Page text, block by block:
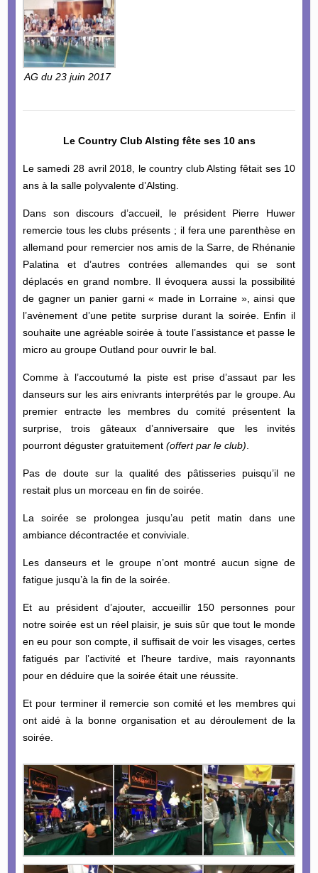
AG du 23 juin 2017
Le Country Club Alsting fête ses 10 ans
Le samedi 28 avril 2018, le country club Alsting fêtait ses 10
ans à la salle polyvalente d’Alsting.
Dans son discours d’accueil, le président Pierre Huwer
remercie tous les clubs présents ; il fera une parenthèse en
allemand pour remercier nos amis de la Sarre, de Rhénanie
Palatina et d’autres contrées allemandes qui se sont
déplacés en grand nombre. Il évoquera aussi la possibilité
de gagner un panier garni « made in Lorraine », ainsi que
l’avènement d’une petite surprise durant la soirée. Enfin il
souhaite une agréable soirée à toute l’assistance et passe le
micro au groupe Outland pour ouvrir le bal.
Comme à l’accoutumé la piste est prise d’assaut par les
danseurs sur les airs enivrants interprétés par le groupe. Au
premier entracte les membres du comité présentent la
surprise, trois gâteaux d’anniversaire que les invités
pourront déguster gratuitement (offert par le club).
Pas de doute sur la qualité des pâtisseries puisqu’il ne
restait plus un morceau en fin de soirée.
La soirée se prolongea jusqu’au petit matin dans une
ambiance décontractée et conviviale.
Les danseurs et le groupe n’ont montré aucun signe de
fatigue jusqu’à la fin de la soirée.
Et au président d’ajouter, accueillir 150 personnes pour
notre soirée est un réel plaisir, je suis sûr que tout le monde
en eu pour son compte, il suffisait de voir les visages, certes
fatigués par l’activité et l’heure tardive, mais rayonnants
pour en déduire que la soirée était une réussite.
Et pour terminer il remercie son comité et les membres qui
ont aidé à la bonne organisation et au déroulement de la
soirée.